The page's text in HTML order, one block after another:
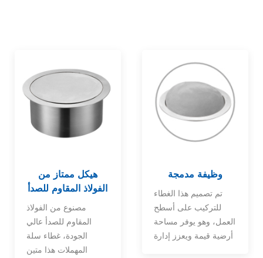
هيكل ممتاز من
الفولاذ المقاوم للصدأ
مصنوع من الفولاذ
المقاوم للصدأ عالي
الجودة، غطاء سلة
المهملات هذا متين
وظيفة مدمجة
تم تصميم هذا الغطاء
للتركيب على أسطح
العمل، وهو يوفر مساحة
أرضية قيمة ويعزز إدارة